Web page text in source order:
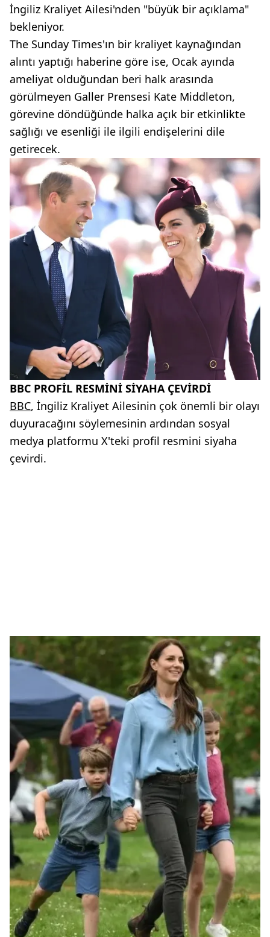
İngiliz Kraliyet Ailesi'nden "büyük bir açıklama"
bekleniyor.
The Sunday Times'ın bir kraliyet kaynağından
alıntı yaptığı haberine göre ise, Ocak ayında
ameliyat olduğundan beri halk arasında
görülmeyen Galler Prensesi Kate Middleton,
görevine döndüğünde halka açık bir etkinlikte
sağlığı ve esenliği ile ilgili endişelerini dile
getirecek.
BBC PROFİL RESMİNİ SİYAHA ÇEVİRDİ
BBC, İngiliz Kraliyet Ailesinin çok önemli bir olayı
duyuracağını söylemesinin ardından sosyal
medya platformu X'teki profil resmini siyaha
çevirdi.